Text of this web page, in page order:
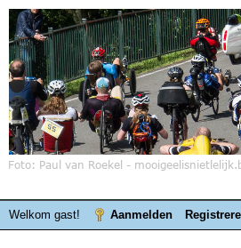
Welkom gast! Aanmelden